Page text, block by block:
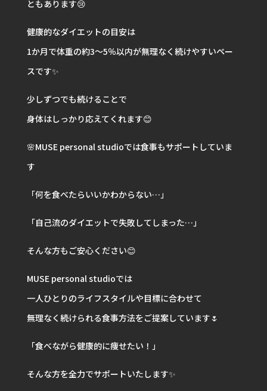
ともあります😢
健康的なダイエットの目安は
1か月で体重の約3〜5％以内が無理なく続けやすいペー
スです✨
少しずつでも続けることで
身体はしっかり応えてくれます😊
🌸MUSE personal studioでは食事もサポートしていま
す
「何を食べたらいいかわからない…」
「自己流のダイエットで失敗してしまった…」
そんな方もご安心ください😊
MUSE personal studioでは
一人ひとりのライフスタイルや目標に合わせて
無理なく続けられる食事方法をご提案しています🌷
「食べながら健康的に痩せたい！」
そんな方を全力でサポートいたします✨